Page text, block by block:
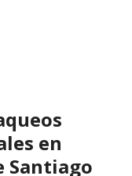
en
Santiago